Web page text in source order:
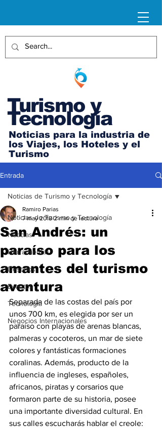
Turismo y
Tecnología
Noticias para la industria de
los Viajes, los Hoteles y el
Turismo
Entrada
Noticias de Turismo y Tecnología
Noticias
Herramientas
Destinos
Eventos
Tecnología
Negocios Internacionales
Noticias de Turismo y Tecnología
San Andrés: un
paraíso para los
amantes del turismo
aventura
Ramiro Parias
7 may 2018 2 min de lectura
Separada de las costas del país por
unos 700 km, es elegida por ser un
paraíso con playas de arenas blancas,
palmeras y cocoteros, un mar de siete
colores y fantásticas formaciones
coralinas. Además, producto de la
influencia de ingleses, españoles,
africanos, piratas y corsarios que
formaron parte de su historia, posee
una importante diversidad cultural. En
sus calles escucharás hablar el creole: